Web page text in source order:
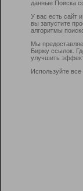
данные Поиска
У вас есть сайт
вы запустите
алгоритмы
Мы
Биржу ссылок.
улучшить
Используйте